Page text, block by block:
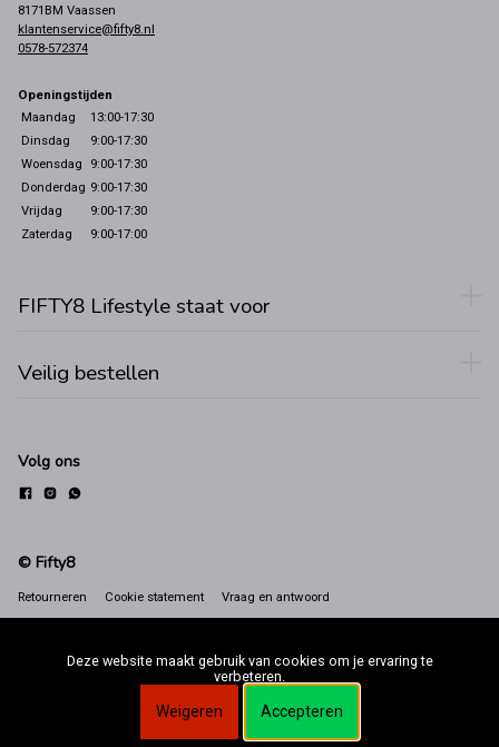
8171BM Vaassen
klantenservice@fifty8.nl
0578-572374
Openingstijden
Maandag
13:00-17:30
Dinsdag
9:00-17:30
Woensdag
9:00-17:30
Donderdag 9:00-17:30
Vrijdag
9:00-17:30
Zaterdag
9:00-17:00
FIFTY8 Lifestyle staat voor
Veilig bestellen
Volg ons
© Fifty8
Retourneren Cookie statement Vraag en antwoord
Deze website maakt gebruik van cookies om je ervaring te
verbeteren.
Weigeren Accepteren